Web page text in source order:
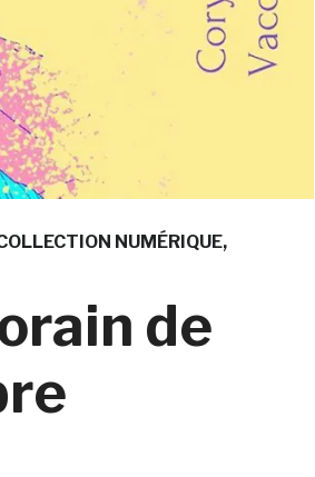
NUMÉRIQUE
de